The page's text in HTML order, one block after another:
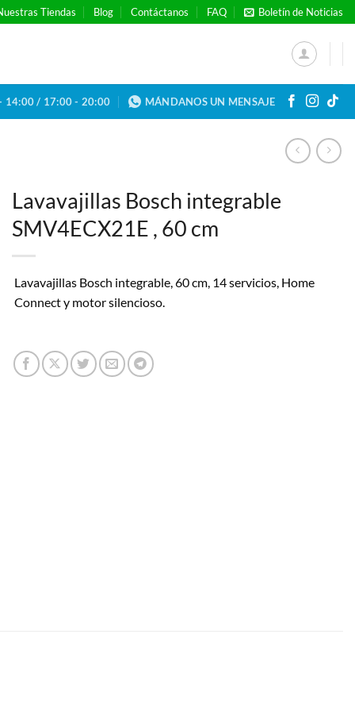
Tiendas Blog Contáctanos FAQ Boletín de Noticias
14:00 / 17:00 - 20:00 MÁNDANOS UN MENSAJE
Lavavajillas Bosch integrable
SMV4ECX21E , 60 cm
Lavavajillas Bosch integrable, 60 cm, 14 servicios, Home
Connect y motor silencioso.